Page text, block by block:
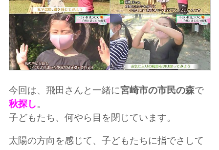
今回は、飛田さんと一緒に宮崎市の市民の森で
秋探し。
子どもたち、何やら目を閉じています。
太陽の方向を感じて、子どもたちに指でさして